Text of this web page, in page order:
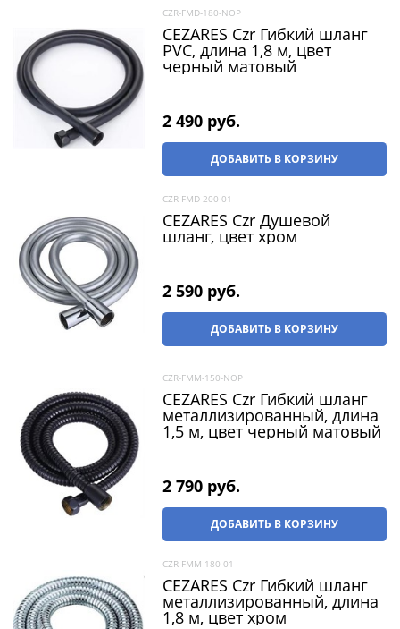
CZR-FMD-180-NOP
CEZARES Czr Гибкий шланг
PVC, длина 1,8 м, цвет
черный матовый
2 490 руб.
ДОБАВИТЬ В КОРЗИНУ
CZR-FMD-200-01
CEZARES Czr Душевой
шланг, цвет хром
2 590 руб.
ДОБАВИТЬ В КОРЗИНУ
CZR-FMM-150-NOP
CEZARES Czr Гибкий шланг
металлизированный, длина
1,5 м, цвет черный матовый
2 790 руб.
ДОБАВИТЬ В КОРЗИНУ
CZR-FMM-180-01
CEZARES Czr Гибкий шланг
металлизированный, длина
1,8 м, цвет хром